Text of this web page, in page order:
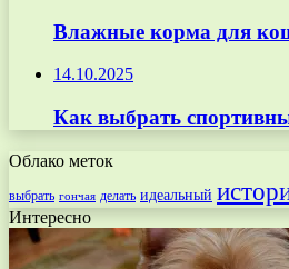
Влажные корма для
14.10.2025
Как выбрать
Облако меток
выбрать гончая делать идеальный
Интересно